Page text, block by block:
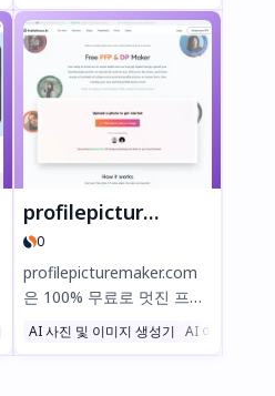
와 전문적인 편집 기능으로
공식 그린카드 및 DV 추첨
요구사항에 맞게 사진을 쉽
게 크기 조정, 향상 및 맞춤
설정할 수 있습니다. 빠르고
안전하며 100% 규정 준수
—스트레스 없는 비자 신청
요!
profilepicturemaker.com
0
profilepicturemaker.com
은 100% 무료로 멋진 프로
필 사진(PFP/DP)을 단 몇
초 만에 만들 수 있는 도구
AI 사진 및 이미지 생성기 AI 아바타 생